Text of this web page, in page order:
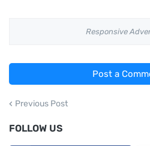
Responsive
Post a
Previous Post
FOLLOW US